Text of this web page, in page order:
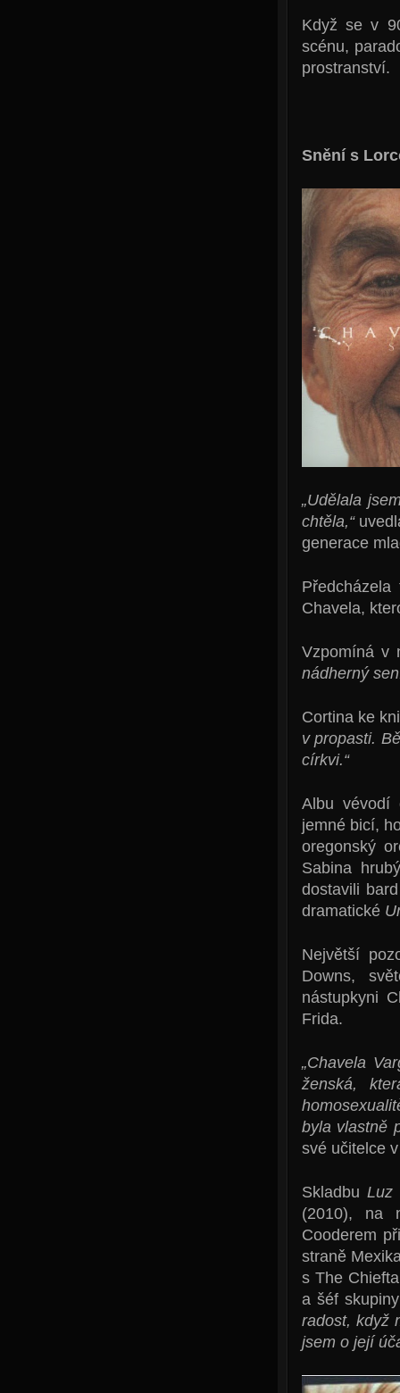
Když se v
scénu,
prostranství.
Snění s
„Udělala
chtěla,“
generace
Chavela,
Vzpomíná v
nádherný
Cortina ke
v propasti.
církvi.“
Albu vévodí
jemné bicí,
oregonský
Sabina
dostavili
dramatické
Největší
Downs,
nástupkyni
Frida.
„Chavela
ženská,
byla vlastně
své učitelce
Skladbu Luz
(2010), na
Cooderem
straně
s The
a šéf
radost, když
jsem o její